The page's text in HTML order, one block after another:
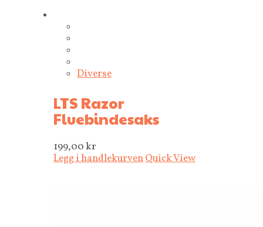
Diverse
LTS Razor
Fluebindesaks
199,00kr
Legg i handlekurvenQuick View